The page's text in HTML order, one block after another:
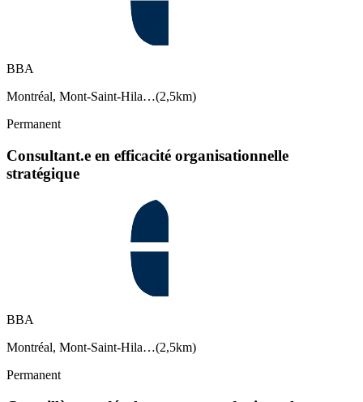
BBA
Montréal, Mont-Saint-Hila…(2,5km)
Permanent
Consultant.e en efficacité organisationnelle
stratégique
BBA
Montréal, Mont-Saint-Hila…(2,5km)
Permanent